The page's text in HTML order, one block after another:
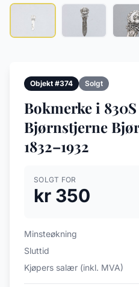
Objekt #374 Solgt
Bokmerke i
Bjørnstjerne
1832–1932
SOLGT FOR
kr 350
Minsteøkning
Sluttid
Kjøpers salær (inkl. MVA)